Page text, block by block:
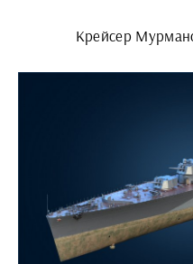
Крейсер